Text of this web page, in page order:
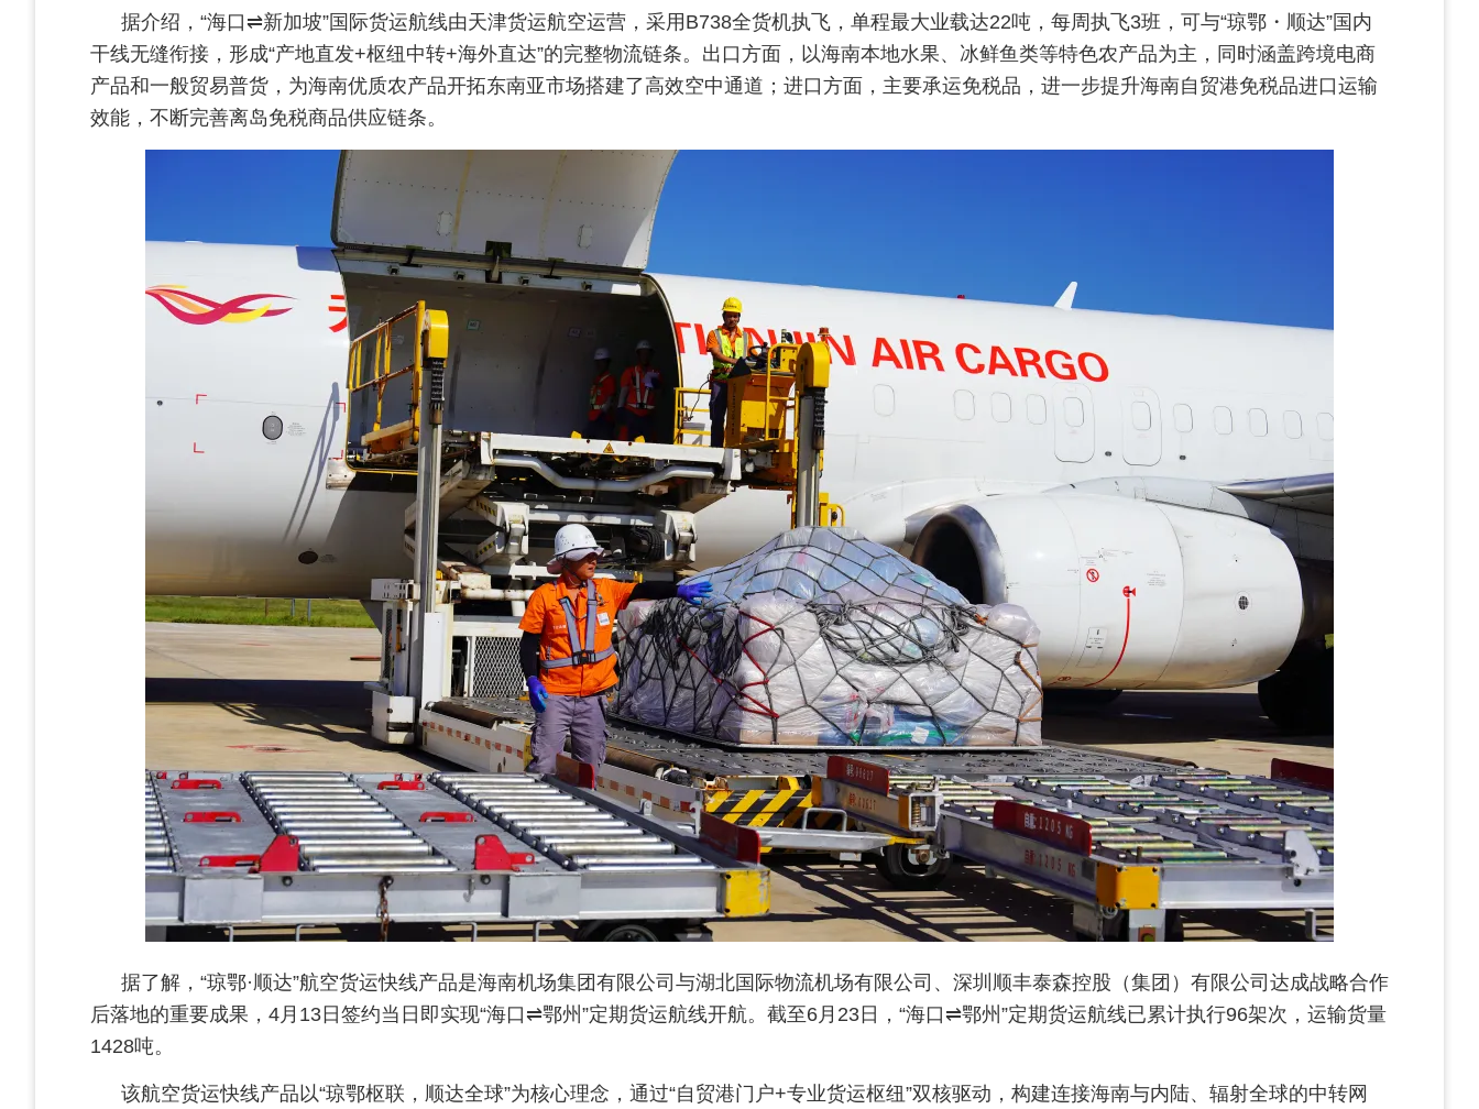
据介绍，“海口⇌新加坡”国际货运航线由天津货运航空运营，采用B738全货机执飞，单程最大业载达22吨，每周执飞3班，可与“琼鄂・顺达”国内
干线无缝衔接，形成“产地直发+枢纽中转+海外直达”的完整物流链条。出口方面，以海南本地水果、冰鲜鱼类等特色农产品为主，同时涵盖跨境电商
产品和一般贸易普货，为海南优质农产品开拓东南亚市场搭建了高效空中通道；进口方面，主要承运免税品，进一步提升海南自贸港免税品进口运输
效能，不断完善离岛免税商品供应链条。
据了解，“琼鄂·顺达”航空货运快线产品是海南机场集团有限公司与湖北国际物流机场有限公司、深圳顺丰泰森控股（集团）有限公司达成战略合作
后落地的重要成果，4月13日签约当日即实现“海口⇌鄂州”定期货运航线开航。截至6月23日，“海口⇌鄂州”定期货运航线已累计执行96架次，运输货量
1428吨。
该航空货运快线产品以“琼鄂枢联，顺达全球”为核心理念，通过“自贸港门户+专业货运枢纽”双核驱动，构建连接海南与内陆、辐射全球的中转网